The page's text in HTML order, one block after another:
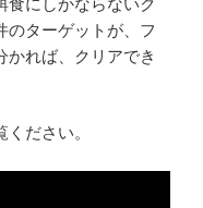
のターゲットが、フ
かれば、クリアでき
ださい。